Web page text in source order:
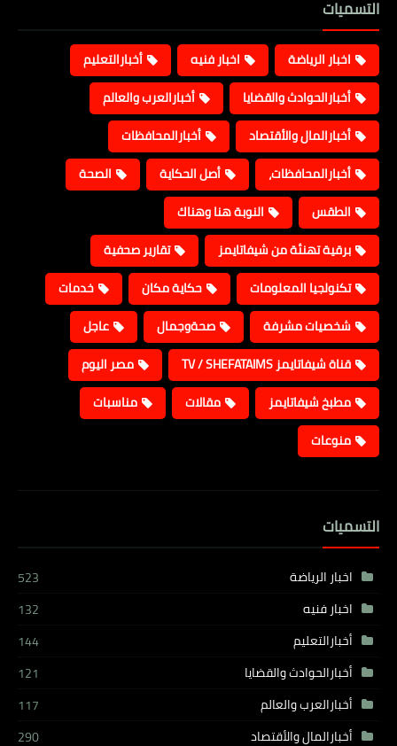
التسميات
اخبار الرياضة اخبار فنيه
أخبارالتعليم
أخبارالحوادث والقضايا
أخبارالعرب والعالم
أخبارالمال والأقتصاد
أخبارالمحافظات
أخبارالمحافظات،
أصل الحكاية
الصحة
الطقس
النوبة هنا وهناك
برقية تهنئة من شيفاتايمز
تقارير صحفية
تكنولجيا المعلومات
حكاية مكان
خدمات
شخصيات مشرفة
صحةوجمال
عاجل
قناة شيفاتايمز TV / SHEFATAIMS
مصر اليوم
مطبخ شيفاتايمز
مقالات
مناسبات
منوعات
التسميات
اخبار الرياضة
523
اخبار فنيه
132
أخبارالتعليم
144
أخبارالحوادث والقضايا
121
أخبارالعرب والعالم
117
أخبارالمال والأقتصاد
290